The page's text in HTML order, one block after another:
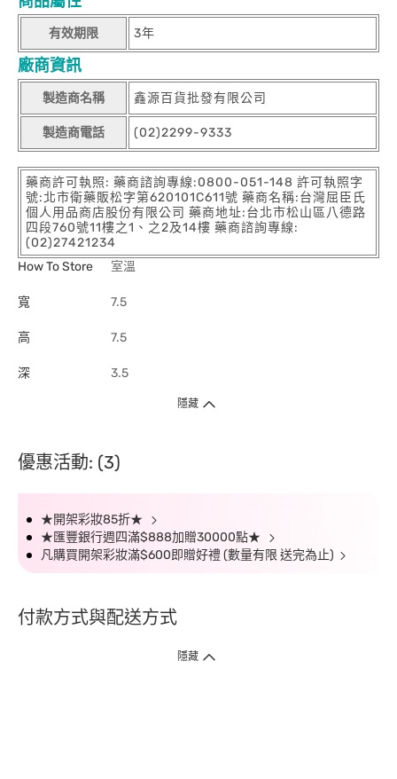
有效期限 3年
廠商資訊
製造商名稱 鑫源百貨批發有限公司
製造商電話 (02)2299-9333
藥商許可執照: 藥商諮詢專線:0800-051-148 許可執照字
號:北市衛藥販松字第620101C611號 藥商名稱:台灣屈臣氏
個人用品商店股份有限公司 藥商地址:台北市松山區八德路
四段760號11樓之1、之2及14樓 藥商諮詢專線:
(02)27421234
How To Store
室溫
寬 7.5
高 7.5
深 3.5
隱藏
優惠活動: (3)
★開架彩妝85折★
★匯豐銀行週四滿$888加贈30000點★
凡購買開架彩妝滿$600即贈好禮 (數量有限 送完為止)
付款方式與配送方式
隱藏